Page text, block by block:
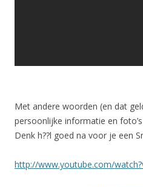
Met andere woorden (en dat
persoonlijke informatie en
Denk h??l goed na voor je een
http://www.youtube.com/